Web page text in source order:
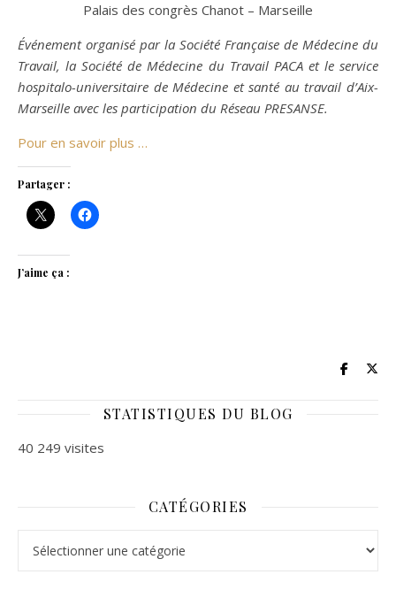
Palais des congrès Chanot – Marseille
Événement organisé par la Société Française de Médecine du
Travail, la Société de Médecine du Travail PACA et le service
hospitalo-universitaire de Médecine et santé au travail d’Aix-
Marseille avec les participation du Réseau PRESANSE.
Pour en savoir plus …
Partager :
J’aime ça :
STATISTIQUES DU BLOG
40 249 visites
CATÉGORIES